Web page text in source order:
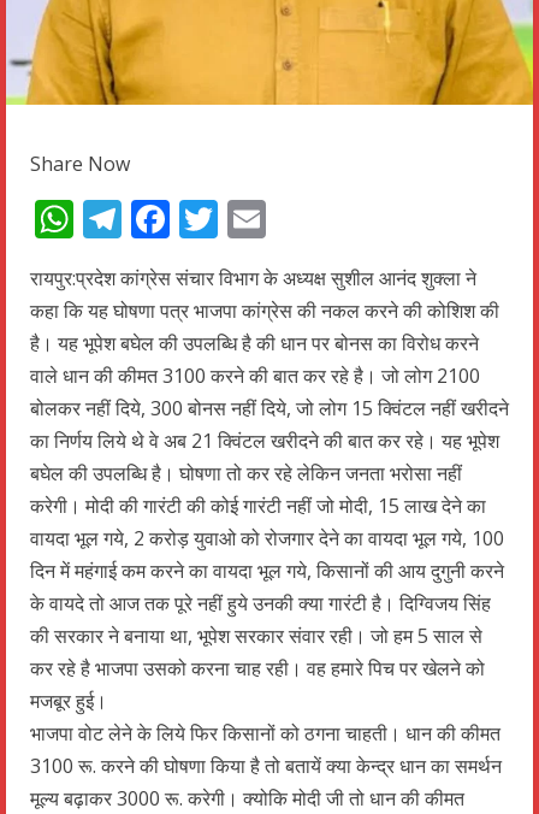
Share Now
WhatsApp
Telegram
Facebook
Twitter
रायपुर:प्रदेश कांग्रेस संचार विभाग के अध्यक्ष सुशील आनंद शुक्ला ने
कहा कि यह घोषणा पत्र भाजपा कांग्रेस की नकल करने की कोशिश की
है। यह भूपेश बघेल की उपलब्धि है की धान पर बोनस का विरोध करने
वाले धान की कीमत 3100 करने की बात कर रहे है। जो लोग 2100
बोलकर नहीं दिये, 300 बोनस नहीं दिये, जो लोग 15 क्विंटल नहीं खरीदने
का निर्णय लिये थे वे अब 21 क्विंटल खरीदने की बात कर रहे। यह भूपेश
बघेल की उपलब्धि है। घोषणा तो कर रहे लेकिन जनता भरोसा नहीं
करेगी। मोदी की गारंटी की कोई गारंटी नहीं जो मोदी, 15 लाख देने का
वायदा भूल गये, 2 करोड़ युवाओ को रोजगार देने का वायदा भूल गये, 100
दिन में महंगाई कम करने का वायदा भूल गये, किसानों की आय दुगुनी करने
के वायदे तो आज तक पूरे नहीं हुये उनकी क्या गारंटी है। दिग्विजय सिंह
की सरकार ने बनाया था, भूपेश सरकार संवार रही। जो हम 5 साल से
कर रहे है भाजपा उसको करना चाह रही। वह हमारे पिच पर खेलने को
मजबूर हुई।
भाजपा वोट लेने के लिये फिर किसानों को ठगना चाहती। धान की कीमत
3100 रू. करने की घोषणा किया है तो बतायें क्या केन्द्र धान का समर्थन
मूल्य बढ़ाकर 3000 रू. करेगी। क्योकि मोदी जी तो धान की कीमत